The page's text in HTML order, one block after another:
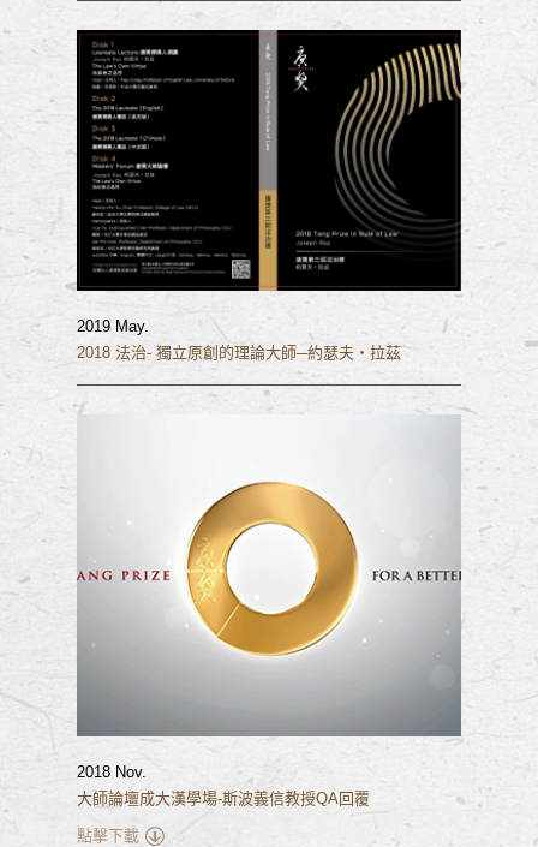
2019 May.
2018 法治- 獨立原創的理論大師─約瑟夫‧拉茲
2018 Nov.
大師論壇成大漢學場-斯波義信教授QA回覆
點擊下載